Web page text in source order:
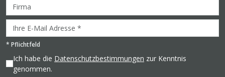
* Pflichtfeld
Ich habe die Datenschutzbestimmungen zur Kenntnis
genommen.